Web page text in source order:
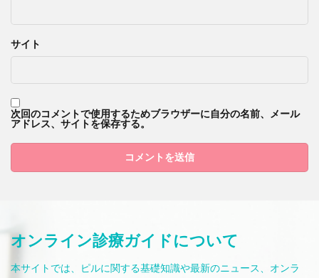
サイト
次回のコメントで使用するためブラウザーに自分の名前、メール
アドレス、サイトを保存する。
オンライン診療ガイドについて
本サイトでは、ピルに関する基礎知識や最新のニュース、オンラ